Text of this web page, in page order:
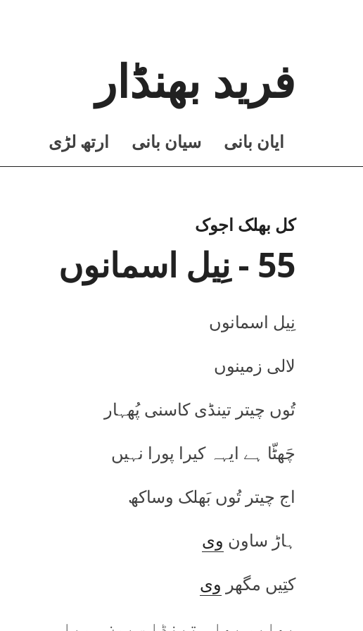
فرید بھنڈار
ايان بانی سيان بانی ارتھ لڑی
کل بھلک اجوک
55 - نِیل اسمانوں
نِیل اسمانوں
لالی زمینوں
تُوں چیتر تینڈی کاسنی پُھہار
چَھٹّا ہے ایہہ کیرا پورا نہیں
اج چیتر تُوں بَھلک وساکھ
ہاڑ ساون وی
کتِیں مگھر وی